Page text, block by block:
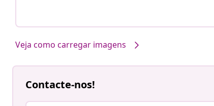
Veja como carregar imagens
Contacte-nos!